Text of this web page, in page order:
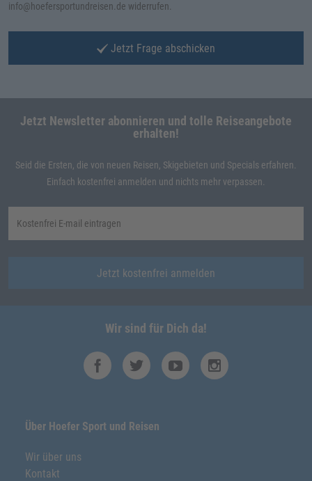
info@hoefersportundreisen.de widerrufen.
Jetzt Frage abschicken
Jetzt Newsletter abonnieren und tolle Reiseangebote
erhalten!
Seid die Ersten, die von neuen Reisen, Skigebieten und Specials erfahren.
Einfach kostenfrei anmelden und nichts mehr verpassen.
Jetzt kostenfrei anmelden
Wir sind für Dich da!
Über Hoefer Sport und Reisen
Wir über uns
Kontakt